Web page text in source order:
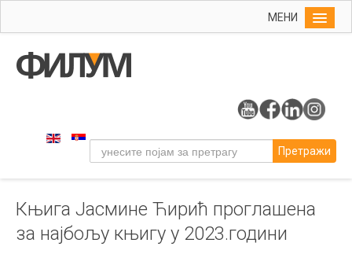
МЕНИ
Упис
Уметност
Издаваштво
Библиотека
Претражи
Књига Јасмине Ћирић проглашена
за најбољу књигу у 2023.години